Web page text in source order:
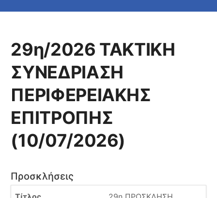
29η/2026 ΤΑΚΤΙΚΗ
ΣΥΝΕΔΡΙΑΣΗ
ΠΕΡΙΦΕΡΕΙΑΚΗΣ
ΕΠΙΤΡΟΠΗΣ
(10/07/2026)
Προσκλήσεις